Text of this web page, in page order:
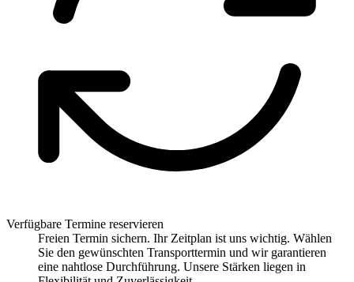
Verfügbare Termine reservieren
Freien Termin sichern. Ihr Zeitplan ist uns wichtig. Wählen
Sie den gewünschten Transporttermin und wir garantieren
eine nahtlose Durchführung. Unsere Stärken liegen in